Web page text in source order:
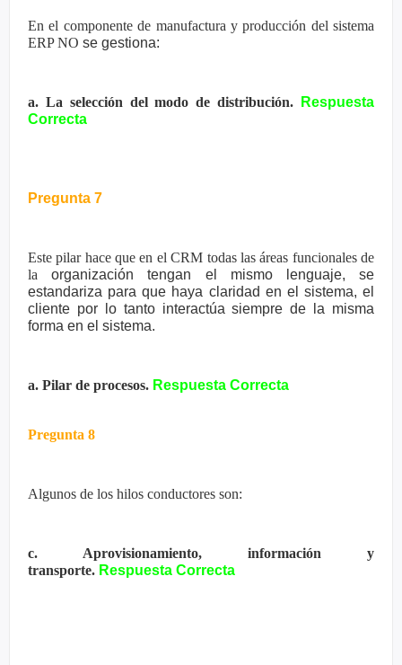
En el componente de manufactura y producción del sistema
ERP NO se gestiona:
a. La selección del modo de distribución.
Respuesta
Correcta
Pregunta 7
Este pilar hace que en el CRM todas las áreas funcionales de
laorganización tengan el mismo lenguaje, se
estandariza para que haya claridad en el sistema, el
cliente por lo tanto interactúa siempre de la misma
forma en el sistema.
a. Pilar de procesos. Respuesta Correcta
Pregunta 8
Algunos de los hilos conductores son:
c. Aprovisionamiento, información y
transporte. Respuesta Correcta